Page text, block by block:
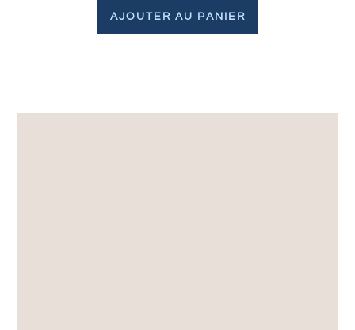
AJOUTER AU PANIER